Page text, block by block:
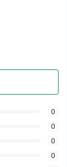
0
0
0
0